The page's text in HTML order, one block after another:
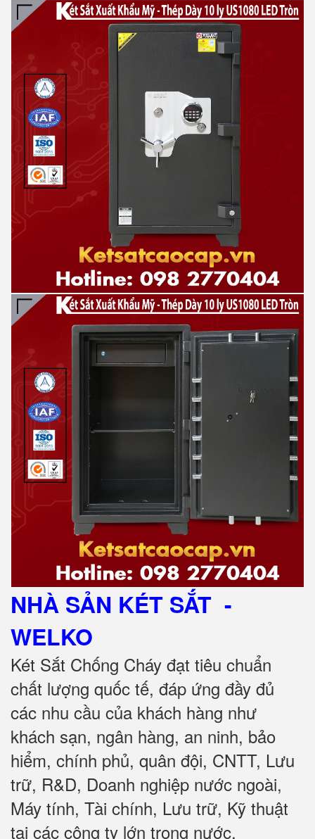
NHÀ SẢN KÉT SẮT -
WELKO
Két Sắt Chống Cháy đạt tiêu chuẩn
chất lượng quốc tế, đáp ứng đầy đủ
các nhu cầu của khách hàng như
khách sạn, ngân hàng, an ninh, bảo
hiểm, chính phủ, quân đội, CNTT, Lưu
trữ, R&D, Doanh nghiệp nước ngoài,
Máy tính, Tài chính, Lưu trữ, Kỹ thuật
tại các công ty lớn trong nước.